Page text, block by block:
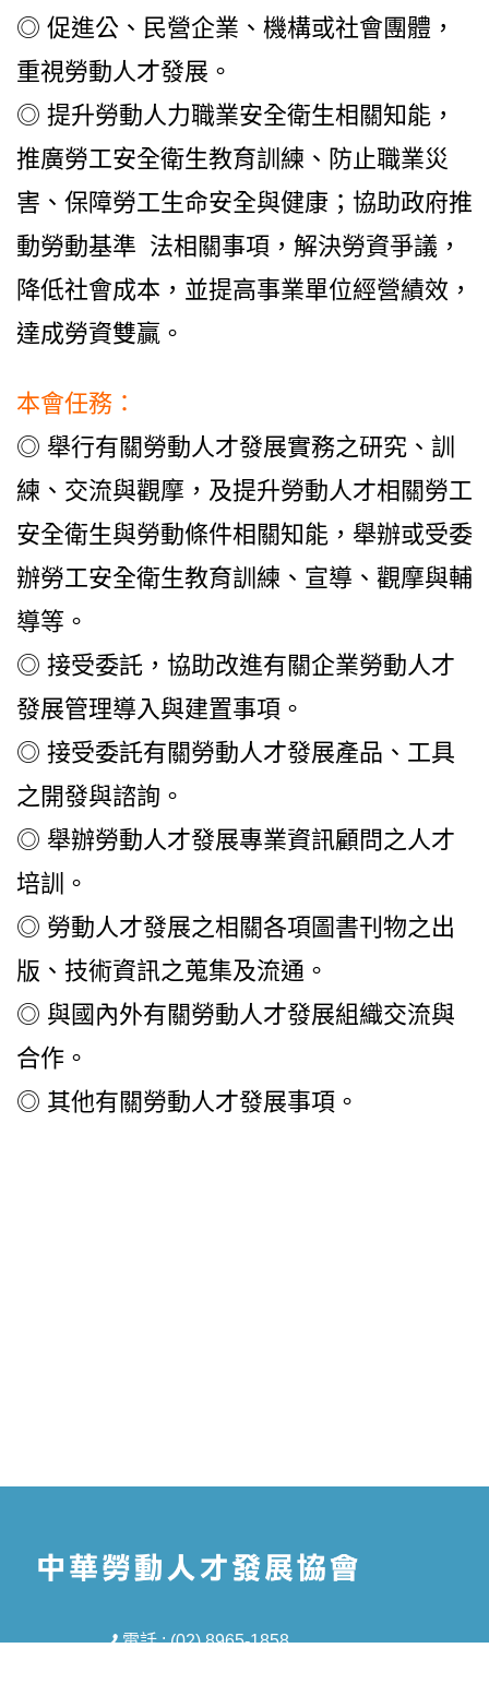
◎ 促進公、民營企業、機構或社會團體，
重視勞動人才發展。
◎ 提升勞動人力職業安全衛生相關知能，
推廣勞工安全衛生教育訓練、防止職業災
害、保障勞工生命安全與健康；協助政府推
動勞動基準 法相關事項，解決勞資爭議，
降低社會成本，並提高事業單位經營績效，
達成勞資雙贏。
本會任務：
◎ 舉行有關勞動人才發展實務之研究、訓
練、交流與觀摩，及提升勞動人才相關勞工
安全衛生與勞動條件相關知能，舉辦或受委
辦勞工安全衛生教育訓練、宣導、觀摩與輔
導等。
◎ 接受委託，協助改進有關企業勞動人才
發展管理導入與建置事項。
◎ 接受委託有關勞動人才發展產品、工具
之開發與諮詢。
◎ 舉辦勞動人才發展專業資訊顧問之人才
培訓。
◎ 勞動人才發展之相關各項圖書刊物之出
版、技術資訊之蒐集及流通。
◎ 與國內外有關勞動人才發展組織交流與
合作。
◎ 其他有關勞動人才發展事項。
電話 : (02) 8965-1858